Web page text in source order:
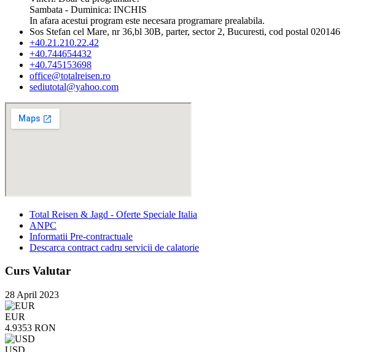
Sambata - Duminica: INCHIS
In afara acestui program este necesara programare prealabila.
Sos Stefan cel Mare, nr 36,bl 30B, parter, sector 2, Bucuresti, cod postal 020146
+40.21.210.22.42
+40.744654432
+40.745153698
office@totalreisen.ro
sediutotal@yahoo.com
Total Reisen & Jagd - Oferte Speciale Italia
ANPC
Informatii Pre-contractuale
Descarca contract cadru servicii de calatorie
Curs Valutar
28 April 2023
EUR
4.9353 RON
USD